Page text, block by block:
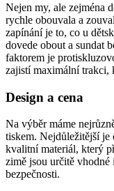
Nejen my, ale zejména
rychle obouvala a
zapínání je to, co u
dovede obout a sundat
faktorem je
zajistí maximální trakci,
Design a cena
Na výběr máme
tiskem. Nejdůležitější je
kvalitní materiál, který
zimě jsou určitě
bezpečnosti.